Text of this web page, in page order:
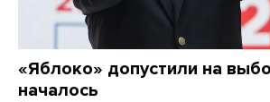
«Яблоко» допустили на
началось